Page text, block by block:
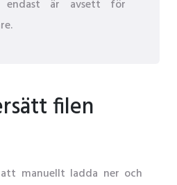
är avsett för
filen
manuellt ladda ner och